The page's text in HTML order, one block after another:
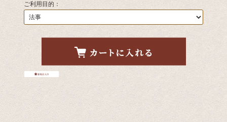
ご利用目的：